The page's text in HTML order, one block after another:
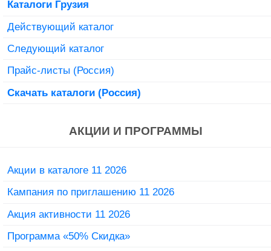
Каталоги Грузия
Действующий каталог
Следующий каталог
Прайс-листы (Россия)
Скачать каталоги (Россия)
АКЦИИ И ПРОГРАММЫ
Акции в каталоге 11 2026
Кампания по приглашению 11 2026
Акция активности 11 2026
Программа «50% Скидка»